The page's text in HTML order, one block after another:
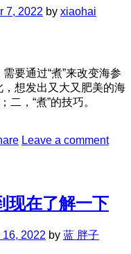
7, 2022 by xiaohai
要通过“煮”来改变海参
想发出又大又肥美的海
二，“煮”的技巧。
Leave a comment
现在了解一下
16, 2022 by 蓝 胖子